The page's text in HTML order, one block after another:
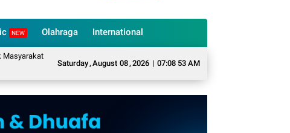
NEW Olahraga International
Saturday,August 08,2026 | 07:08 55 AM
Desa Sukarame Mengubah Sampah Organik Menjadi Eco Enzyme yang Memiliki